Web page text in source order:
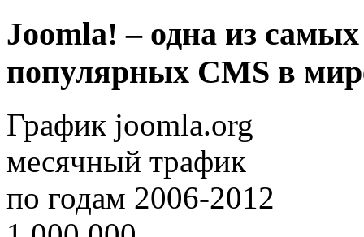
Joomla! – одна из самых
популярных CMS в
График joomla.org
месячный трафик
по годам 2006-2012